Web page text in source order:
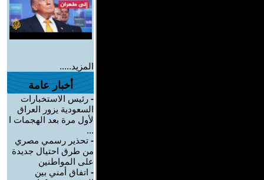
المزيد.....
أخبار عامة
- رئيس الاستخبارات
السعودية يزور العراق
لأول مرة بعد الهجمات ا
...
- تحذير رسمي مصري
من طرق احتيال جديدة
على المواطنين
- اتفاق أمني بين